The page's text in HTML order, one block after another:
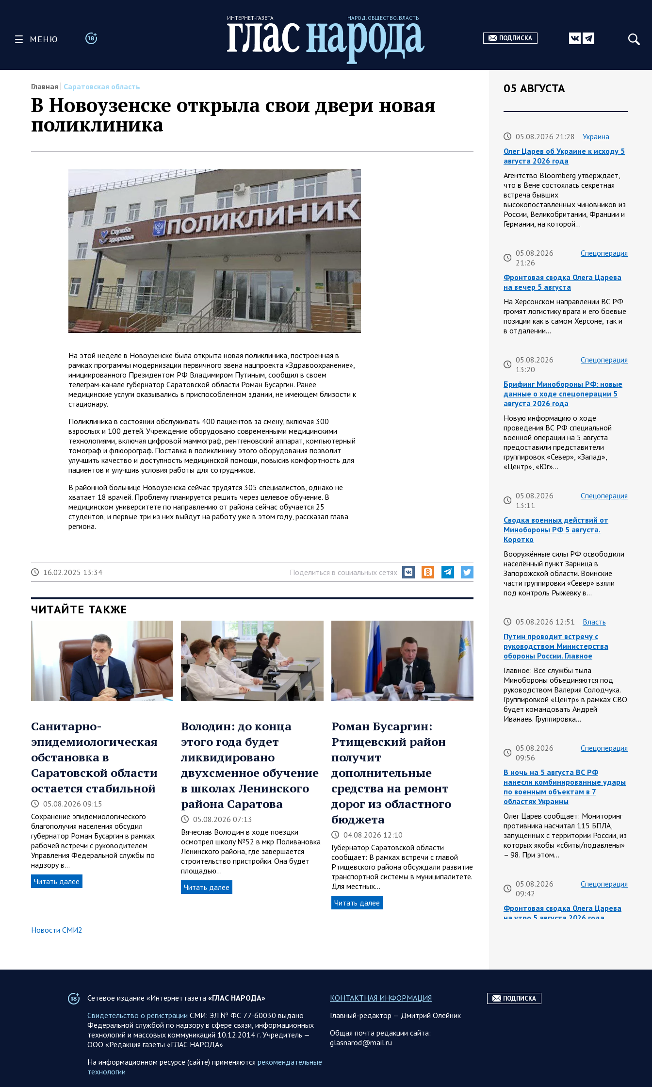
МЕНЮ
ИНТЕРНЕТ-ГАЗЕТА НАРОД. ОБЩЕСТВО. ВЛАСТЬ
ПОДПИСКА
Главная Саратовская область
В Новоузенске открыла свои двери новая
поликлиника
На этой неделе в Новоузенске была открыта новая поликлиника, построенная в
рамках программы модернизации первичного звена нацпроекта «Здравоохранение»,
инициированного Президентом РФ Владимиром Путиным, сообщил в своем
телеграм-канале губернатор Саратовской области Роман Бусаргин. Ранее
медицинские услуги оказывались в приспособленном здании, не имеющем близости к
стационару.
Поликлиника в состоянии обслуживать 400 пациентов за смену, включая 300
взрослых и 100 детей. Учреждение оборудовано современными медицинскими
технологиями, включая цифровой маммограф, рентгеновский аппарат, компьютерный
томограф и флюорограф. Поставка в поликлинику этого оборудования позволит
улучшить качество и доступность медицинской помощи, повысив комфортность для
пациентов и улучшив условия работы для сотрудников.
В районной больнице Новоузенска сейчас трудятся 305 специалистов, однако не
хватает 18 врачей. Проблему планируется решить через целевое обучение. В
медицинском университете по направлению от района сейчас обучается 25
студентов, и первые три из них выйдут на работу уже в этом году, рассказал глава
региона.
16.02.2025 13:34 Поделиться в социальных сетях
ЧИТАЙТЕ ТАКЖЕ
Санитарно-
эпидемиологическая
обстановка в
Саратовской области
остается стабильной
05.08.2026 09:15
Сохранение эпидемиологического
благополучия населения обсудил
губернатор Роман Бусаргин в рамках
рабочей встречи с руководителем
Управления Федеральной службы по
надзору в…
Читать далее
Володин: до конца
этого года будет
ликвидировано
двухсменное обучение
в школах Ленинского
района Саратова
05.08.2026 07:13
Вячеслав Володин в ходе поездки
осмотрел школу №52 в мкр Поливановка
Ленинского района, где завершается
строительство пристройки. Она будет
площадью…
Читать далее
Роман Бусаргин:
Ртищевский район
получит
дополнительные
средства на ремонт
дорог из областного
бюджета
04.08.2026 12:10
Губернатор Саратовской области
сообщает: В рамках встречи с главой
Ртищевского района обсуждали развитие
транспортной системы в муниципалитете.
Для местных…
Читать далее
Новости СМИ2
05 АВГУСТА
05.08.2026 21:28
Украина
Олег Царев об Украине к исходу 5
августа 2026 года
Агентство Bloomberg утверждает,
что в Вене состоялась секретная
встреча бывших
высокопоставленных чиновников из
России, Великобритании, Франции и
Германии, на которой…
05.08.2026
21:26
Спецоперация
Фронтовая сводка Олега Царева
на вечер 5 августа
На Херсонском направлении ВС РФ
громят логистику врага и его боевые
позиции как в самом Херсоне, так и
в отдалении…
05.08.2026
13:20
Спецоперация
Брифинг Минобороны РФ: новые
данные о ходе спецоперации 5
августа 2026 года
Новую информацию о ходе
проведения ВС РФ специальной
военной операции на 5 августа
предоставили представители
группировок «Север», «Запад»,
«Центр», «Юг»…
05.08.2026
13:11
Спецоперация
Сводка военных действий от
Минобороны РФ 5 августа.
Коротко
Вооружённые силы РФ освободили
населённый пункт Зарница в
Запорожской области. Воинские
части группировки «Север» взяли
под контроль Рыжевку в…
05.08.2026 12:51
Власть
Путин проводит встречу с
руководством Министерства
обороны России. Главное
Главное: Все службы тыла
Минобороны объединяются под
руководством Валерия Солодчука.
Группировкой «Центр» в рамках СВО
будет командовать Андрей
Иванаев. Группировка…
05.08.2026
09:56
Спецоперация
В ночь на 5 августа ВС РФ
нанесли комбинированные удары
по военным объектам в 7
областях Украины
Олег Царев сообщает: Мониторинг
противника насчитал 115 БПЛА,
запущенных с территории России, из
которых якобы «сбиты/подавлены»
– 98. При этом…
05.08.2026
09:42
Спецоперация
Фронтовая сводка Олега Царева
на утро 5 августа 2026 года
Брянской, Воронежской, Калужской,
Сетевое издание «Интернет газета «ГЛАС НАРОДА»
Свидетельство о регистрации СМИ: ЭЛ № ФС 77-60030 выдано
Федеральной службой по надзору в сфере связи, информационных
технологий и массовых коммуникаций 10.12.2014 г. Учредитель —
ООО «Редакция газеты «ГЛАС НАРОДА»
На информационном ресурсе (сайте) применяются рекомендательные
технологии
КОНТАКТНАЯ ИНФОРМАЦИЯ
Главный-редактор — Дмитрий Олейник
Общая почта редакции сайта:
glasnarod@mail.ru
ПОДПИСКА